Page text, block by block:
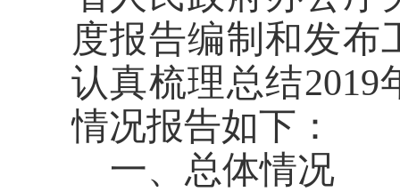
度报告编制和发布
认真梳理总结2019
情况报告如下：
一、总体情况